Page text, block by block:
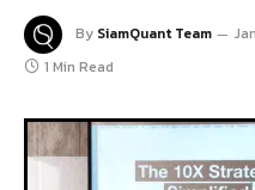
By SiamQuant Team
1 Min Read